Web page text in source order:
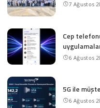
7 Ağustos
Cep
6 Ağustos
5G ile
6 Ağustos